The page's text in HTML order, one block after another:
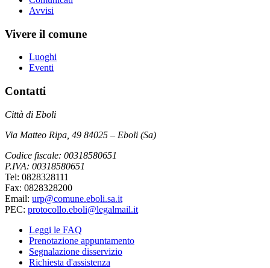
Avvisi
Vivere il comune
Luoghi
Eventi
Contatti
Città di Eboli
Via Matteo Ripa, 49 84025 – Eboli (Sa)
Codice fiscale: 00318580651
P.IVA: 00318580651
Tel: 0828328111
Fax: 0828328200
Email: urp@comune.eboli.sa.it
PEC: protocollo.eboli@legalmail.it
Leggi le FAQ
Prenotazione appuntamento
Segnalazione disservizio
Richiesta d'assistenza